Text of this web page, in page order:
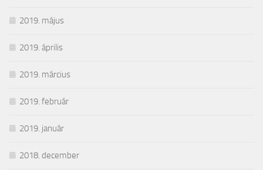
2019. május
2019. április
2019. március
2019. február
2019. január
2018. december